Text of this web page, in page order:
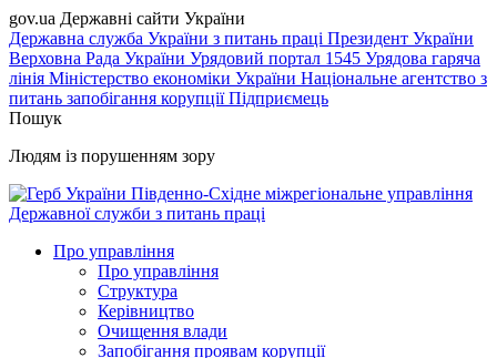
gov.ua Державні сайти України
Державна служба України з питань праці Президент України
Верховна Рада України Урядовий портал 1545 Урядова гаряча
лінія Міністерство економіки України Національне агентство з
питань запобігання корупціїПідприємець
Пошук
Людям із порушенням зору
Південно-Східне міжрегіональне управління
Державної служби з питань праці
Про управління
Про управління
Структура
Керівництво
Очищення влади
Запобігання проявам корупції